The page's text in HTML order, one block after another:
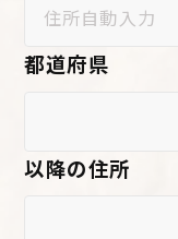
都道府県
以降の住所